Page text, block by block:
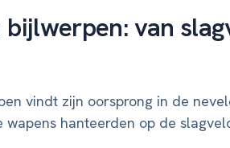
bijlwerpen: van
vindt zijn oorsprong in de
hanteerden op de